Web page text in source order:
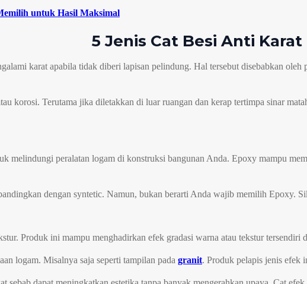
untuk Hasil Maksimal
5 Jenis Cat Besi Anti Karat
karat apabila tidak diberi lapisan pelindung. Hal tersebut disebabkan oleh
korosi. Terutama jika diletakkan di luar ruangan dan kerap tertimpa sinar
melindungi peralatan logam di konstruksi bangunan Anda. Epoxy mampu
dengan syntetic. Namun, bukan berarti Anda wajib memilih Epoxy.
Produk ini mampu menghadirkan efek gradasi warna atau tekstur
logam. Misalnya saja seperti tampilan pada granit. Produk pelapis jenis efek